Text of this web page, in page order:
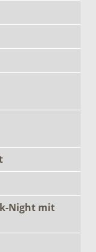
Night mit